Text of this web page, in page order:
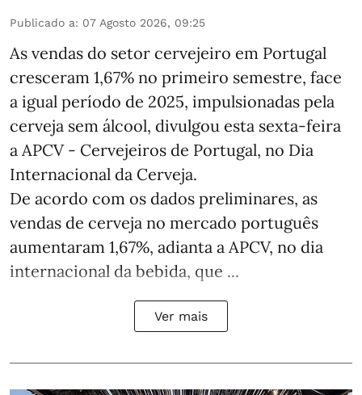
Publicado a: 07 Agosto 2026, 09:25
As vendas do setor cervejeiro em Portugal
cresceram 1,67% no primeiro semestre, face
a igual período de 2025, impulsionadas pela
cerveja sem álcool, divulgou esta sexta-feira
a APCV - Cervejeiros de Portugal, no Dia
Internacional da Cerveja.
De acordo com os dados preliminares, as
vendas de cerveja no mercado português
aumentaram 1,67%, adianta a APCV, no dia
internacional da bebida, que ...
Ver mais